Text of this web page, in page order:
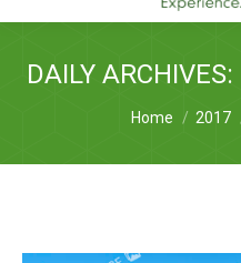
DAILY ARCHIVES:
You are here:
Home 2017